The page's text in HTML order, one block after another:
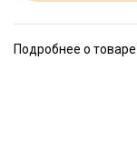
Подробнее о товаре